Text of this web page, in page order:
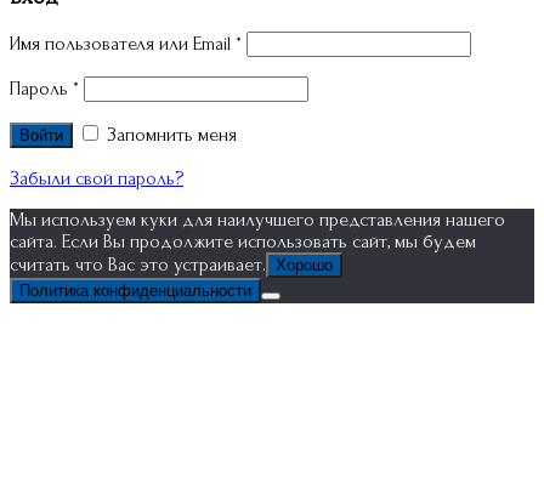
Имя пользователя или Email *
Пароль *
Войти
Запомнить меня
Забыли свой пароль?
Мы используем куки для наилучшего представления нашего
сайта. Если Вы продолжите использовать сайт, мы будем
считать что Вас это устраивает. Хорошо
Политика конфиденциальности